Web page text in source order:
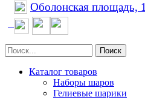
Оболонская площадь, 1
Поиск
Каталог товаров
Наборы шаров
Гелиевые шарики